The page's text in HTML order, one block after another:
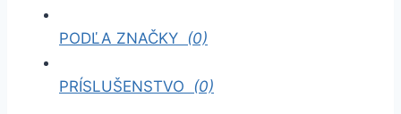
PODĽA ZNAČKY (0)
PRÍSLUŠENSTVO (0)